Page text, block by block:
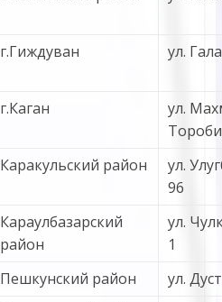
г.Гиждуван ул.
г.Каган
ул.
Каракульский район
ул.
96
Караулбазарский
район
ул.
1
Пешкунский район
ул.